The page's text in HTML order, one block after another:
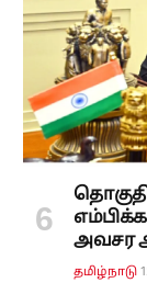
அவசர
தமிழ்நாடு